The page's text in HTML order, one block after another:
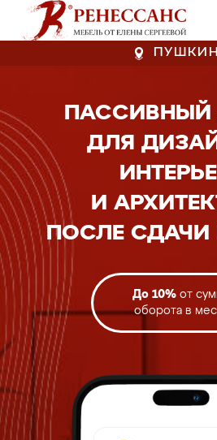
ДЛЯ
И
ПОСЛЕ СДАЧИ
До 10% от
оборота в